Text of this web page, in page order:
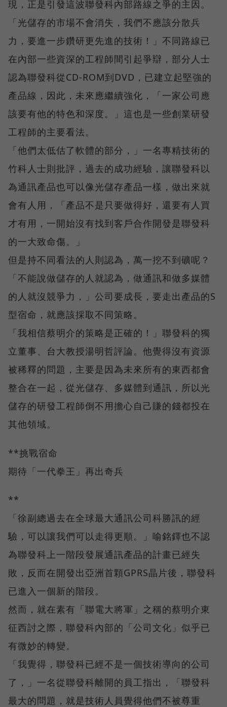
現，正是引發這波聯發科內部路線之爭的主因。
「光儲存的市場不會消失，我們不應該分散兵
力，要進一步鑽研更先進的技術！」不同路線已
在內部一些資深的工程師間引起爭辯，部分人士
認為聯發科從CD-ROM到DVD，已建立起堅強的
產品線，因此，未來應繼續強化，「一家公司應
該要有他的特色和深度。」這也是一些創業研發
工程師的主要看法。
「他們太低估了軟體的部分，」一名專精技術的
竹科人士則批評，過去的成功經驗，讓聯發科以
為通訊產品也可以像光儲存產品一樣，做出來就
會有人用，「產品不是只要做得好，還要有人買
才有用，一開始沒有找到客戶合作開發是聯發科
的一大致命傷。」
但是持不同看法的人則認為，萬一挖不到礦呢？
「不能說做儲存的人就認為，做通訊和做多媒體
的人就沒競爭力，」公司要成長，要走出產品的S
型宿命，就應該採取不同策略。
「我相信蔡明介的策略是正確的！」聯發科的獨
立董事、台大教授湯明哲評論。他覺得沒有資源
被稀釋的問題，主要是因為未來所有的東西都會
整合在一起，從光儲存、多媒體到通訊，所以光
儲存的研發工程師倒不用擔心自己賺的錢都投在
其他領域。
**挑戰宿命
期待「一代拳王」再出奇兵
**
「徐副總過去在全球最大通訊公司科勝訊的經
驗，可以讓我們可以走得更順。」喻銘鐸也不認
為聯發科上一階段發展通訊產品的計畫已經失
敗，反而在開發出亞洲首顆GPRS晶片後，聯發科
已進入一個新的階段。
然而，就在素有「聯電大將軍」之稱的蔡明介東
征西討之際，聯發科內部的「公司文化」似乎已
有微妙的轉變。
「我覺得，聯發科已經不是一個技術導向的公司
了，」一名從聯發科離開的員工指出，「聯發科
最大的問題，就是技術人員覺得他們不被尊重